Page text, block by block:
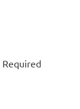
Required